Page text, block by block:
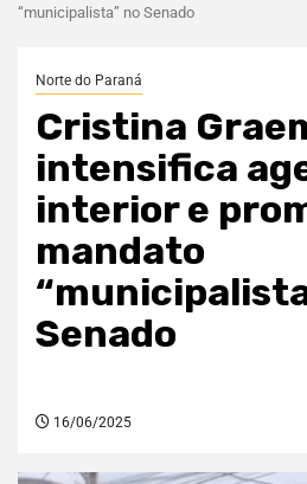
“municipalista” no Senado
Norte do Paraná
Cristina
intensifica
interior e
mandato
Senado
16/06/2025